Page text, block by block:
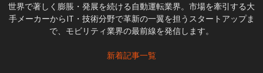
世界で著しく膨脹・発展を続ける自動運転業界。市場を牽引する大
手メーカーからIT・技術分野で革新の一翼を担うスタートアップま
で、モビリティ業界の最前線を発信します。
新着記事一覧